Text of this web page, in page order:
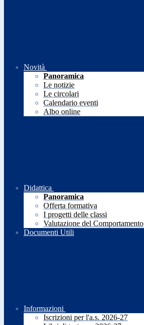
Novità
Panoramica
Le notizie
Le circolari
Calendario eventi
Albo online
Didattica
Panoramica
Offerta formativa
I progetti delle classi
Valutazione del Comportamento
Documenti Utili
Informazioni
Iscrizioni per l'a.s. 2026-27